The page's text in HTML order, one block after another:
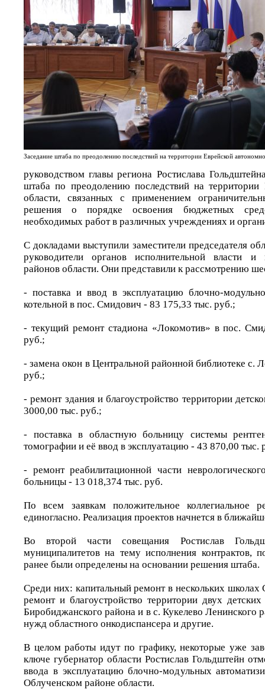
Заседание штаба по преодолению последствий на территории Еврейской
руководством главы региона Ростислава
штаба по преодолению последствий на территории
области, связанных с применением
решения о порядке освоения бюджетных
необходимых работ в различных учреждениях и
С докладами выступили заместители председателя
руководители органов исполнительной власти и
районов области. Они представили к рассмотрению
- поставка и ввод в эксплуатацию блочно-
котельной в пос. Смидович - 83 175,33 тыс. руб.;
- текущий ремонт стадиона «Локомотив» в пос.
руб.;
- замена окон в Центральной районной библиотеке с.
руб.;
- ремонт здания и благоустройство территории
3000,00 тыс. руб.;
- поставка в областную больницу системы
томографии и её ввод в эксплуатацию - 43 870,00 тыс.
- ремонт реабилитационной части
больницы - 13 018,374 тыс. руб.
По всем заявкам положительное коллегиальное
единогласно. Реализация проектов начнется в
Во второй части совещания Ростислав
муниципалитетов на тему исполнения контрактов,
ранее были определены на основании решения штаба.
Среди них: капитальный ремонт в нескольких школах
ремонт и благоустройство территории двух
Биробиджанского района и в с. Кукелево Ленинского
нужд областного онкодиспансера и другие.
В целом работы идут по графику, некоторые уже
ключе губернатор области Ростислав Гольдштейн
ввода в эксплуатацию блочно-модульных
Облученском районе области.